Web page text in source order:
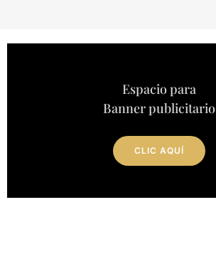
Espacio para
Banner publicitario
CLIC AQUÍ